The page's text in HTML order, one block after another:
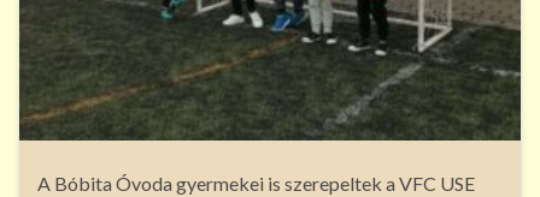
A Bóbita Óvoda gyermekei is szerepeltek a VFC USE